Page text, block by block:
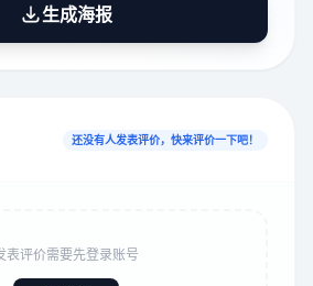
生成海报
还没有人发表评价，快来评价一下吧！
表评价需要先登录账号